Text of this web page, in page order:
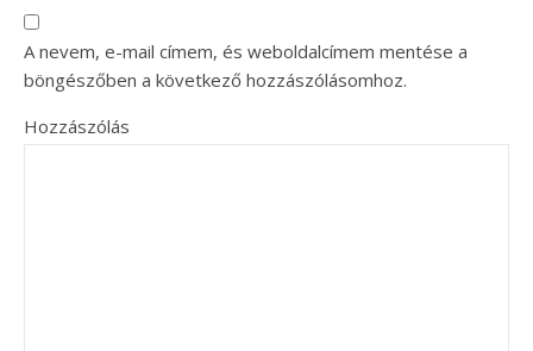
A nevem, e-mail címem, és weboldalcímem mentése a
böngészőben a következő hozzászólásomhoz.
Hozzászólás